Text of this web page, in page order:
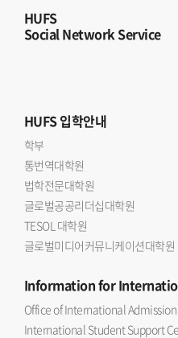
HUFS
Social Network Service
HUFS입학안내
학부
통번역대학원
법학전문대학원
글로벌공공리더십대학원
TESOL 대학원
글로벌미디어커뮤니케이션대학원
Informationfor
Office of International
International Student Support